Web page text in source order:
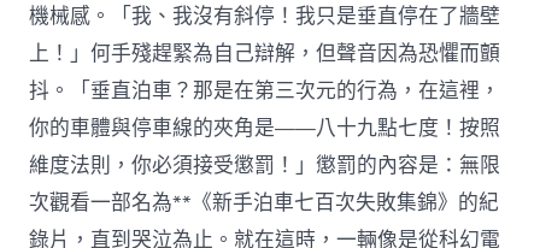
機械感。「我、我沒有斜停！我只是垂直停在了牆壁
上！」何手殘趕緊為自己辯解，但聲音因為恐懼而顫
抖。「垂直泊車？那是在第三次元的行為，在這裡，
你的車體與停車線的夾角是——八十九點七度！按照
維度法則，你必須接受懲罰！」懲罰的內容是：無限
次觀看一部名為**《新手泊車七百次失敗集錦》的紀
錄片，直到哭泣為止。就在這時，一輛像是從科幻電